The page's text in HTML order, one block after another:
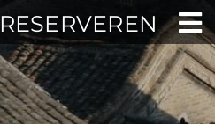
RESERVEREN ×